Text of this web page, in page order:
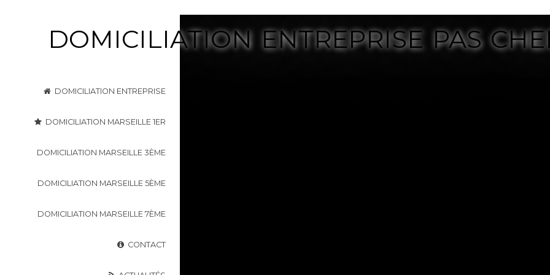
DOMICILIATION ENTREPRISE PAS
DOMICILIATION ENTREPRISE
DOMICILIATION MARSEILLE 1ER
DOMICILIATION MARSEILLE 3ÈME
DOMICILIATION MARSEILLE 5ÈME
DOMICILIATION MARSEILLE 7ÈME
CONTACT